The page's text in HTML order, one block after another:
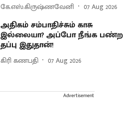
கே.எஸ்.கிருஷ்ணவேனி 07 Aug 2026
அதிகம் சம்பாதிச்சும் காசு
இல்லையா? அப்போ நீங்க பண்ற
தப்பு இதுதான்!
கிரி கணபதி 07 Aug 2026
Advertisement